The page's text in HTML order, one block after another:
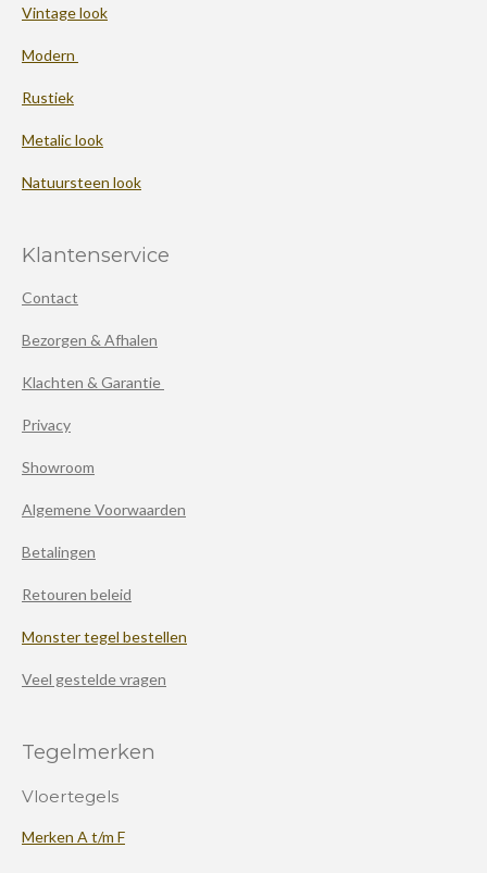
Vintage look
Modern
Rustiek
Metalic look
Natuursteen look
Klantenservice
Contact
Bezorgen & Afhalen
Klachten & Garantie
Privacy
Showroom
Algemene Voorwaarden
Betalingen
Retouren beleid
Monster tegel bestellen
Veel gestelde vragen
Tegelmerken
Vloertegels
Merken A t/m F